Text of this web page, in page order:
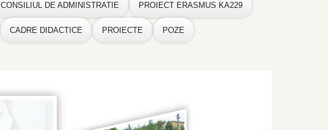
CONSILIUL DE ADMINISTRATIE PROIECT ERASMUS KA229
CADRE DIDACTICE PROIECTE POZE